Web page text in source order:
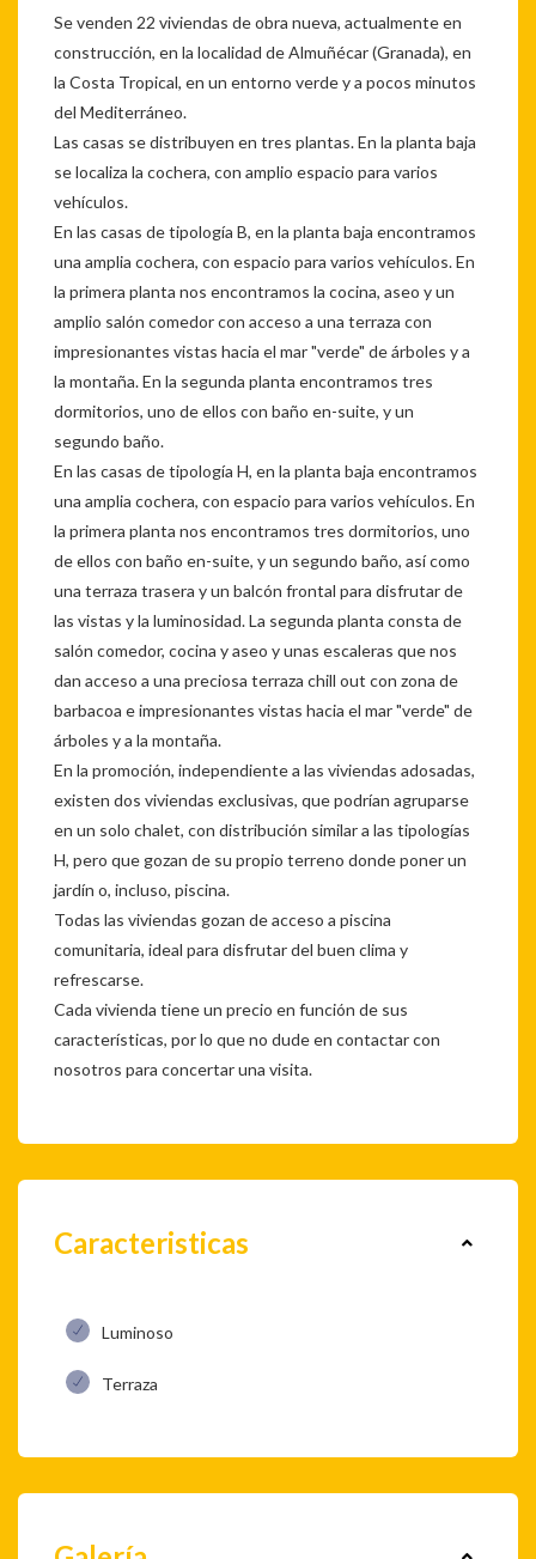
Se venden 22 viviendas de obra nueva, actualmente en
construcción, en la localidad de Almuñécar (Granada), en
la Costa Tropical, en un entorno verde y a pocos minutos
del Mediterráneo.
Las casas se distribuyen en tres plantas. En la planta baja
se localiza la cochera, con amplio espacio para varios
vehículos.
En las casas de tipología B, en la planta baja encontramos
una amplia cochera, con espacio para varios vehículos. En
la primera planta nos encontramos la cocina, aseo y un
amplio salón comedor con acceso a una terraza con
impresionantes vistas hacia el mar "verde" de árboles y a
la montaña. En la segunda planta encontramos tres
dormitorios, uno de ellos con baño en-suite, y un
segundo baño.
En las casas de tipología H, en la planta baja encontramos
una amplia cochera, con espacio para varios vehículos. En
la primera planta nos encontramos tres dormitorios, uno
de ellos con baño en-suite, y un segundo baño, así como
una terraza trasera y un balcón frontal para disfrutar de
las vistas y la luminosidad. La segunda planta consta de
salón comedor, cocina y aseo y unas escaleras que nos
dan acceso a una preciosa terraza chill out con zona de
barbacoa e impresionantes vistas hacia el mar "verde" de
árboles y a la montaña.
En la promoción, independiente a las viviendas adosadas,
existen dos viviendas exclusivas, que podrían agruparse
en un solo chalet, con distribución similar a las tipologías
H, pero que gozan de su propio terreno donde poner un
jardín o, incluso, piscina.
Todas las viviendas gozan de acceso a piscina
comunitaria, ideal para disfrutar del buen clima y
refrescarse.
Cada vivienda tiene un precio en función de sus
características, por lo que no dude en contactar con
nosotros para concertar una visita.
Caracteristicas
Luminoso
Terraza